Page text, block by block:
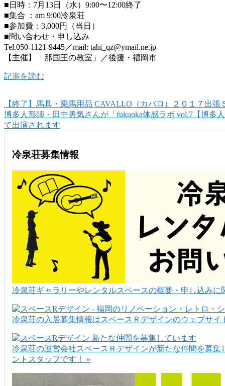
■日時：7月13日（水）9:00〜12:00終了
■集合 ：am 9:00冷泉荘
■参加費：3,000円（当日）
■問い合わせ・申し込み
Tel.050-1121-9445／mail: tahi_qz@ymail.ne.jp
【主催】「那国王の教室」／後援・福岡市
記事を読む
【終了】馬具・乗馬用品 CAVALLO（カバロ）２０１７出張
博多人形師・田中勇気さんが「fukuoka体感ラボ vol.7【博多
て出演されます
冷泉荘募集情報
冷泉荘ギャラリーやレンタルスペースの概要・申し込みに
冷泉荘の入居募集情報はスペースＲデザインのウェブサイ
冷泉荘の運営会社スペースＲデザインが新たな仲間を募
ントスタッフです！ »